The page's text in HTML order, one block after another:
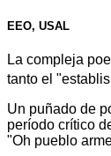
EEO, USAL
La compleja
tanto el
Un puñado de
período crítico
"Oh pueblo